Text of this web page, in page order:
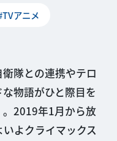
アニメ
隊との連携やテロ
物語がひと際目を
2019年1月から放
よクライマックス